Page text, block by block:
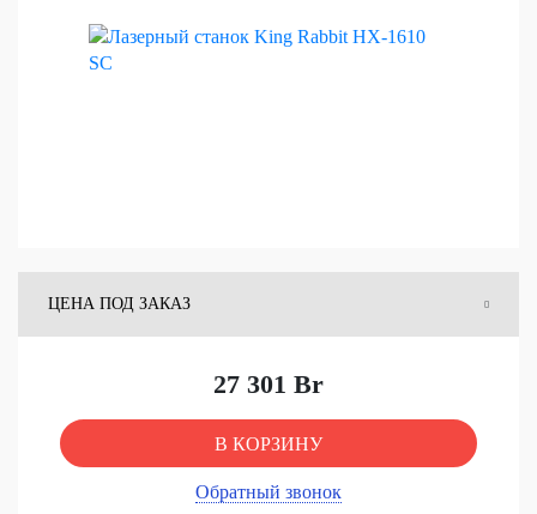
ЦЕНА ПОД ЗАКАЗ
27 301 Br
В КОРЗИНУ
Обратный звонок